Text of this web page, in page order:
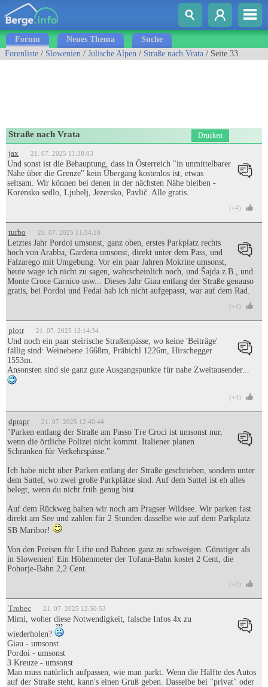
Forum Neues Thema
Suche
Forenliste / Slowenien / Julische Alpen / Straße nach Vrata / Seite 33
Straße nach Vrata Drucken
jax 21. 07. 2025 11:38:03
Und sonst ist die Behauptung, dass in Österreich "in unmittelbarer
Nähe über die Grenze" kein Übergang kostenlos ist, etwas
seltsam. Wir können bei denen in der nächsten Nähe bleiben -
Korensko sedlo, Ljubelj, Jezersko, Pavlič. Alle gratis.
(+4)
turbo 21. 07. 2025 11:54:18
Letztes Jahr Pordoi umsonst, ganz oben, erstes Parkplatz rechts
hoch von Arabba, Gardena umsonst, direkt unter dem Pass, und
Falzarego mit Umgebung. Vor ein paar Jahren Mokrine umsonst,
heute wage ich nicht zu sagen, wahrscheinlich noch, und Šajda z.B., und
Monte Croce Carnico usw... Dieses Jahr Giau entlang der Straße genauso
gratis, bei Pordoi und Fedai hab ich nicht aufgepasst, war auf dem Rad.
(+4)
piotr 21. 07. 2025 12:14:34
Und noch ein paar steirische Straßenpässe, wo keine 'Beiträge'
fällig sind: Weinebene 1668m, Präbichl 1226m, Hirschegger
1553m.
Ansonsten sind sie ganz gute Ausgangspunkte für nahe Zweitausender...
(+4)
dprapr 21. 07. 2025 12:40:44
"Parken entlang der Straße am Passo Tre Croci ist umsonst nur,
wenn die örtliche Polizei nicht kommt. Italiener planen
Schranken für Verkehrspässe."
Ich habe nicht über Parken entlang der Straße geschrieben, sondern unter
dem Sattel, wo zwei große Parkplätze sind. Auf dem Sattel ist eh alles
belegt, wenn du nicht früh genug bist.
Auf dem Rückweg halten wir noch am Pragser Wildsee. Wir parken fast
direkt am See und zahlen für 2 Stunden dasselbe wie auf dem Parkplatz
SB Maribor!
Von den Preisen für Lifte und Bahnen ganz zu schweigen. Günstiger als
in Slowenien! Ein Höhenmeter der Tofana-Bahn kostet 2 Cent, die
Pohorje-Bahn 2,2 Cent.
(+3)
Trobec 21. 07. 2025 12:50:53
Mimi, woher diese Notwendigkeit, falsche Infos 4x zu
wiederholen?
Giau - umsonst
Pordoi - umsonst
3 Kreuze - umsonst
Man muss natürlich aufpassen, wie man parkt. Wenn die Hälfte des Autos
auf der Straße steht, kann's einen Gruß geben. Dasselbe bei "privat" oder